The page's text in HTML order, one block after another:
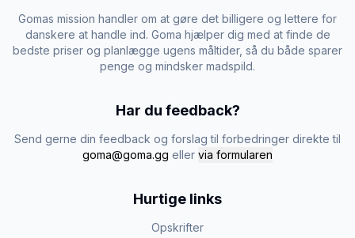
Gomas mission handler om at gøre det billigere og lettere for
danskere at handle ind. Goma hjælper dig med at finde de
bedste priser og planlægge ugens måltider, så du både sparer
penge og mindsker madspild.
Har du feedback?
Send gerne din feedback og forslag til forbedringer direkte til
goma@goma.gg eller via formularen
Hurtige links
Opskrifter